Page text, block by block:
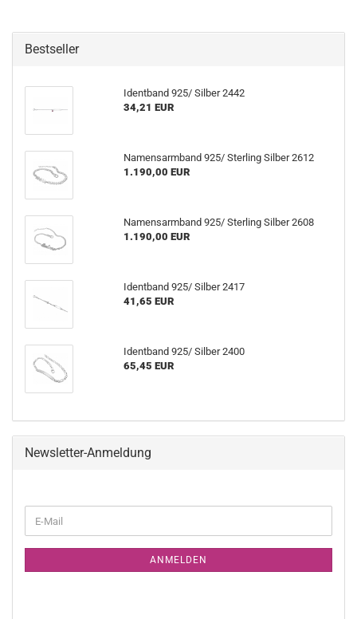
Bestseller
Identband 925/ Silber 2442
34,21 EUR
Namensarmband 925/ Sterling Silber 2612
1.190,00 EUR
Namensarmband 925/ Sterling Silber 2608
1.190,00 EUR
Identband 925/ Silber 2417
41,65 EUR
Identband 925/ Silber 2400
65,45 EUR
Newsletter-Anmeldung
ZUR
E-
Mail
ANMELDEN